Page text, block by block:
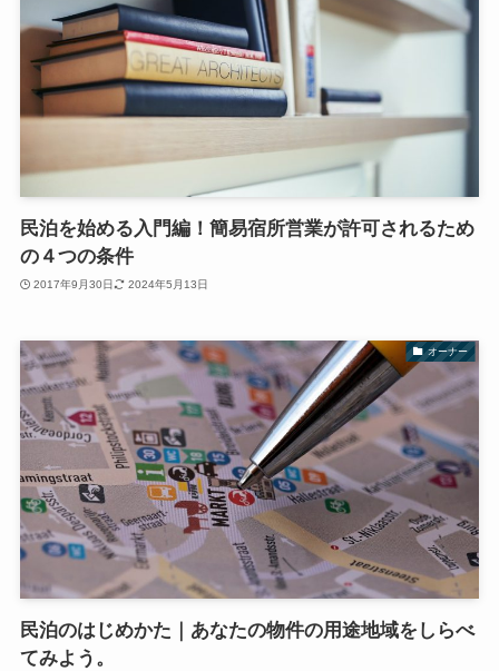
民泊を始める入門編！簡易宿所営業が許可されるため
の４つの条件
2017年9月30日 2024年5月13日
オーナー
民泊のはじめかた｜あなたの物件の用途地域をしらべ
てみよう。